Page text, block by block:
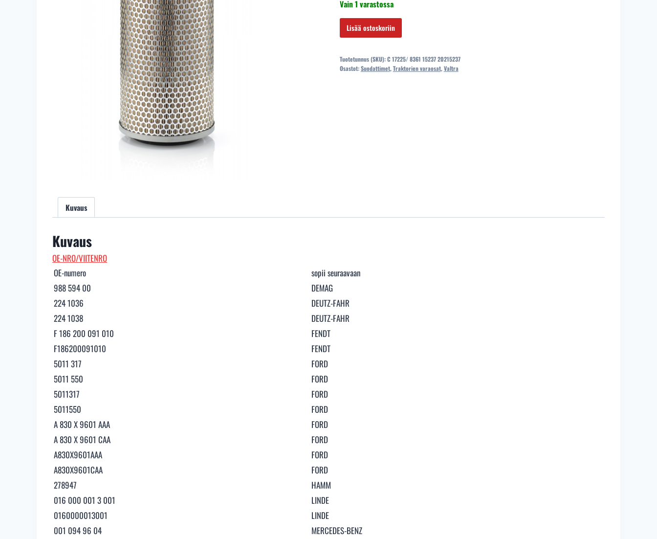
oli:
99,20 €.
Vain 1 varastossa
17225/
15237
Lisää ostoskoriin
Tuotetunnus (SKU):C 17225/ 8361 15237 20215237
Osastot:Suodattimet,Traktorien varaosat,Valtra
Kuvaus
Kuvaus
OE-NRO/VIITENRO
OE-numero
sopii seuraavaan
988 594 00
DEMAG
224 1036
DEUTZ-FAHR
224 1038
DEUTZ-FAHR
F 186 200 091 010
FENDT
F186200091010
FENDT
5011 317
FORD
5011 550
FORD
5011317
FORD
5011550
FORD
A 830 X 9601 AAA
FORD
A 830 X 9601 CAA
FORD
A830X9601AAA
FORD
A830X9601CAA
FORD
278947
HAMM
016 000 001 3 001
LINDE
0160000013001
LINDE
001 094 96 04
MERCEDES-BENZ